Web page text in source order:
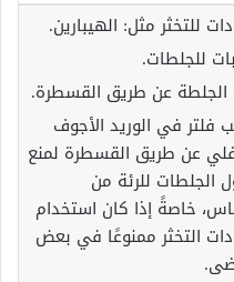
للتخثر مثل: الهيبارين.
للجلطات.
الجلطة عن طريق القسطرة.
فلتر في الوريد الأجوف
عن طريق القسطرة لمنع
الجلطات للرئة من
خاصةً إذا كان استخدام
التخثر ممنوعًا في بعض